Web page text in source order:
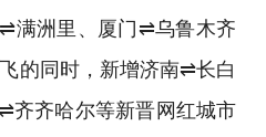
满洲里、厦门⇌乌鲁木齐
的同时，新增济南⇌长白
齐齐哈尔等新晋网红城市